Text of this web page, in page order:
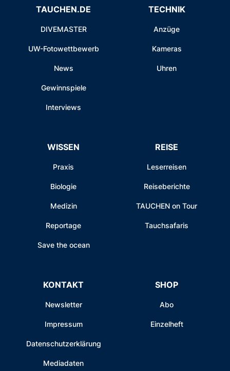
TAUCHEN.DE
DIVEMASTER
UW-Fotowettbewerb
News
Gewinnspiele
Interviews
TECHNIK
Anzüge
Kameras
Uhren
WISSEN
Praxis
Biologie
Medizin
Reportage
Save the ocean
REISE
Leserreisen
Reiseberichte
TAUCHEN on Tour
Tauchsafaris
KONTAKT
Newsletter
Impressum
Datenschutzerklärung
Mediadaten
SHOP
Abo
Einzelheft